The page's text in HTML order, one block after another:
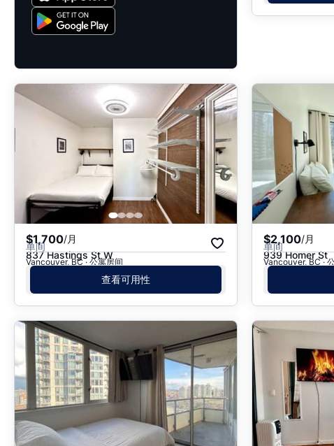
$1,700/月
单间
837 Hastings St W
Vancouver, BC · 公寓房间
查看可用性
$2,100/月
单间
939 Homer St
Vancouver, BC ·